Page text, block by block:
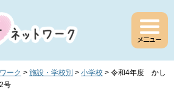
ーク > 施設・学校別 > 小学校 > 令和4年度 かし
号